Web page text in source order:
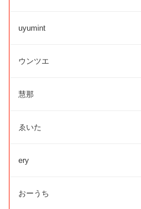
uyumint
ウンツエ
慧那
ゑいた
ery
おーうち